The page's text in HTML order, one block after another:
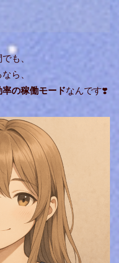
も、
ら、
率の稼働モードなんです❣️